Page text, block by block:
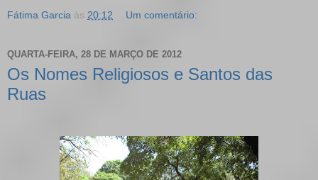
Fátima Garcia às 20:12 Um comentário:
QUARTA-FEIRA, 28 DE MARÇO DE 2012
Os Nomes Religiosos e Santos das
Ruas